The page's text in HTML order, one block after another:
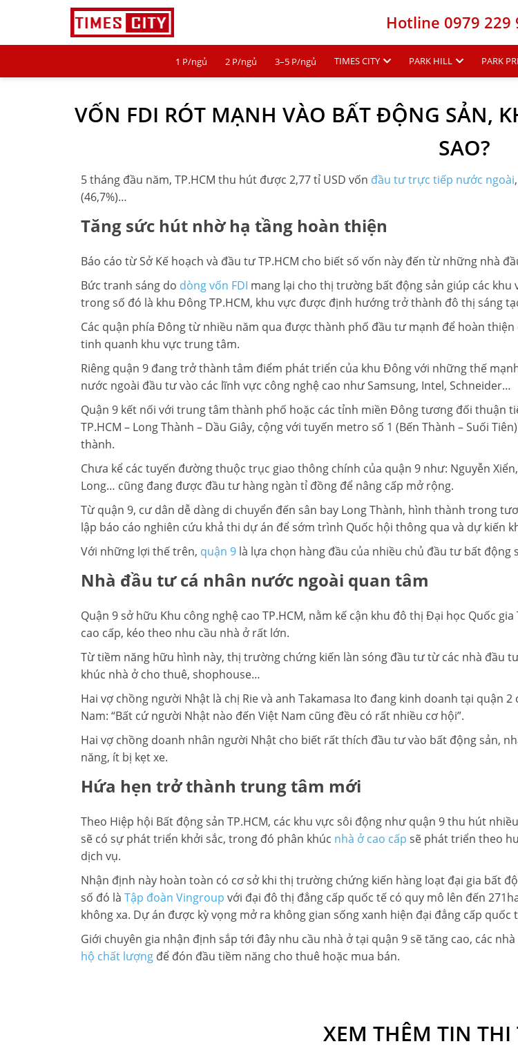
1 P/NGỦ
PARK PREMIUM
LIÊN HỆ TIMES CITY
Hotline 0979 229
1 P/ngủ 2 P/ngủ 3–5 P/ngủ TIMES CITY PARK HILL PARK
VỐN FDI RÓT MẠNH VÀO BẤT ĐỘNG SẢN,
SAO?
5 tháng đầu năm, TP.HCM thu hút được 2,77 tỉ USD vốn đầu tư trực tiếp nước ngoài
(46,7%)…
Tăng sức hút nhờ hạ tầng hoàn thiện
Báo cáo từ Sở Kế hoạch và đầu tư TP.HCM cho biết số vốn này đến từ những nhà
Bức tranh sáng do dòng vốn FDI mang lại cho thị trường bất động sản giúp các
trong số đó là khu Đông TP.HCM, khu vực được định hướng trở thành đô thị sáng
Các quận phía Đông từ nhiều năm qua được thành phố đầu tư mạnh để hoàn
tinh quanh khu vực trung tâm.
Riêng quận 9 đang trở thành tâm điểm phát triển của khu Đông với những thế
nước ngoài đầu tư vào các lĩnh vực công nghệ cao như Samsung, Intel, Schneider…
Quận 9 kết nối với trung tâm thành phố hoặc các tỉnh miền Đông tương đối thuận
TP.HCM – Long Thành – Dầu Giây, cộng với tuyến metro số 1 (Bến Thành – Suối
thành.
Chưa kể các tuyến đường thuộc trục giao thông chính của quận 9 như: Nguyễn
Long… cũng đang được đầu tư hàng ngàn tỉ đồng để nâng cấp mở rộng.
Từ quận 9, cư dân dễ dàng di chuyển đến sân bay Long Thành, hình thành trong
lập báo cáo nghiên cứu khả thi dự án để sớm trình Quốc hội thông qua và dự kiến
Với những lợi thế trên, quận 9 là lựa chọn hàng đầu của nhiều chủ đầu tư bất
Nhà đầu tư cá nhân nước ngoài quan tâm
Quận 9 sở hữu Khu công nghệ cao TP.HCM, nằm kế cận khu đô thị Đại học Quốc
cao cấp, kéo theo nhu cầu nhà ở rất lớn.
Từ tiềm năng hữu hình này, thị trường chứng kiến làn sóng đầu tư từ các nhà đầu
khúc nhà ở cho thuê, shophouse…
Hai vợ chồng người Nhật là chị Rie và anh Takamasa Ito đang kinh doanh tại quận
Nam: “Bất cứ người Nhật nào đến Việt Nam cũng đều có rất nhiều cơ hội”.
Hai vợ chồng doanh nhân người Nhật cho biết rất thích đầu tư vào bất động sản,
năng, ít bị kẹt xe.
Hứa hẹn trở thành trung tâm mới
Theo Hiệp hội Bất động sản TP.HCM, các khu vực sôi động như quận 9 thu hút
sẽ có sự phát triển khởi sắc, trong đó phân khúc nhà ở cao cấp sẽ phát triển theo
dịch vụ.
Nhận định này hoàn toàn có cơ sở khi thị trường chứng kiến hàng loạt đại gia bất
số đó là Tập đoàn Vingroup với đại đô thị đẳng cấp quốc tế có quy mô lên đến
không xa. Dự án được kỳ vọng mở ra không gian sống xanh hiện đại đẳng cấp quốc
Giới chuyên gia nhận định sắp tới đây nhu cầu nhà ở tại quận 9 sẽ tăng cao, các
hộ chất lượng để đón đầu tiềm năng cho thuê hoặc mua bán.
XEM THÊM TIN THI